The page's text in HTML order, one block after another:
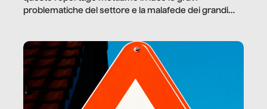
problematiche del settore e la malafede dei grandi